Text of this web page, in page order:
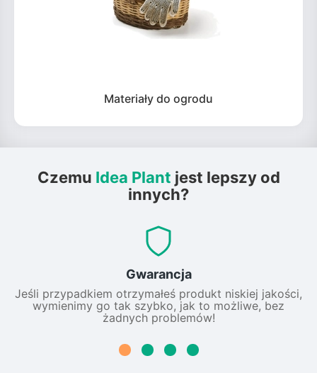
Materiały do ogrodu
Czemu Idea Plant jest lepszy od
innych?
Gwarancja
Jeśli przypadkiem otrzymałeś produkt niskiej jakości,
wymienimy go tak szybko, jak to możliwe, bez
żadnych problemów!